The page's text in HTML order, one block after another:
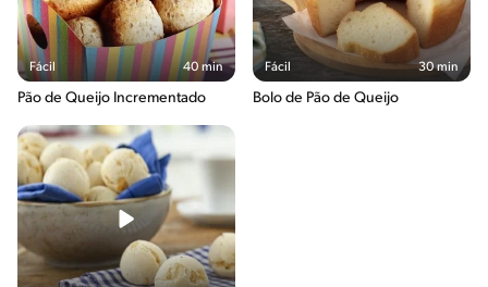
Fácil 40 min
Pão de Queijo Incrementado
Fácil 30 min
Bolo de Pão de Queijo